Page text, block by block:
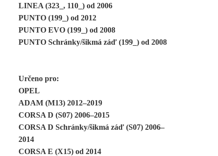
LINEA (323_, 110_) od 2006
PUNTO (199_) od 2012
PUNTO EVO (199_) od 2008
PUNTO Schránky/šikmá záď (199_) od 2008
Určeno pro:
OPEL
ADAM (M13) 2012–2019
CORSA D (S07) 2006–2015
CORSA D Schránky/šikmá záď (S07) 2006–
2014
CORSA E (X15) od 2014